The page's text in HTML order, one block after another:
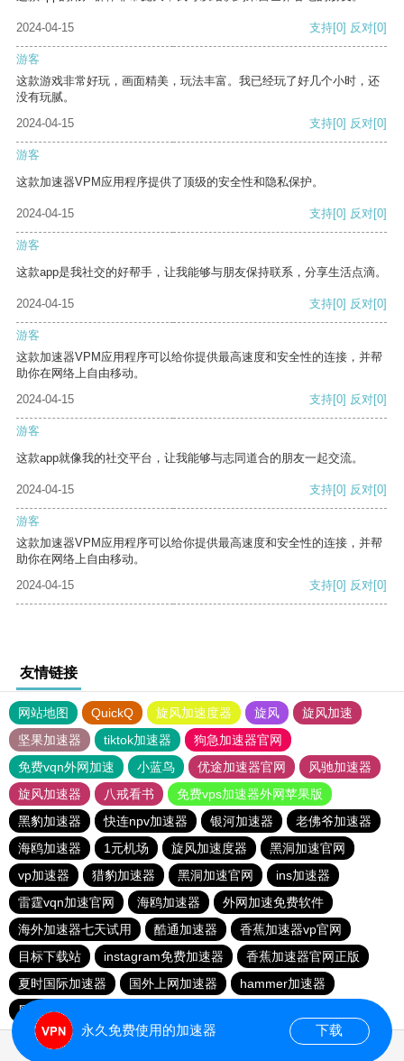
2024-04-15 支持[0] 反对[0]
游客
这款游戏非常好玩，画面精美，玩法丰富。我已经玩了好几个小时，还
没有玩腻。
2024-04-15
支持[0] 反对[0]
游客
这款加速器VPM应用程序提供了顶级的安全性和隐私保护。
2024-04-15 支持[0] 反对[0]
游客
这款app是我社交的好帮手，让我能够与朋友保持联系，分享生活点滴。
2024-04-15 支持[0] 反对[0]
游客
这款加速器VPM应用程序可以给你提供最高速度和安全性的连接，并帮
助你在网络上自由移动。
2024-04-15
支持[0] 反对[0]
游客
这款app就像我的社交平台，让我能够与志同道合的朋友一起交流。
2024-04-15 支持[0] 反对[0]
游客
这款加速器VPM应用程序可以给你提供最高速度和安全性的连接，并帮
助你在网络上自由移动。
2024-04-15
支持[0] 反对[0]
友情链接
网站地图 QuickQ 旋风加速度器 旋风
旋风加速
坚果加速器
tiktok加速器
狗急加速器官网
免费vqn外网加速
小蓝鸟 优途加速器官网
风驰加速器
旋风加速器
八戒看书
免费vps加速器外网苹果版
黑豹加速器
快连npv加速器 银河加速器
老佛爷加速器
海鸥加速器
1元机场 旋风加速度器
黑洞加速官网
vp加速器
猎豹加速器 黑洞加速官网
ins加速器
雷霆vqn加速官网
海鸥加速器
外网加速免费软件
海外加速器七天试用
酷通加速器
香蕉加速器vp官网
目标下载站
instagram免费加速器
香蕉加速器官网正版
夏时国际加速器
国外上网加速器
hammer加速器
黑洞加速官网
永久免费使用的加速器 下载